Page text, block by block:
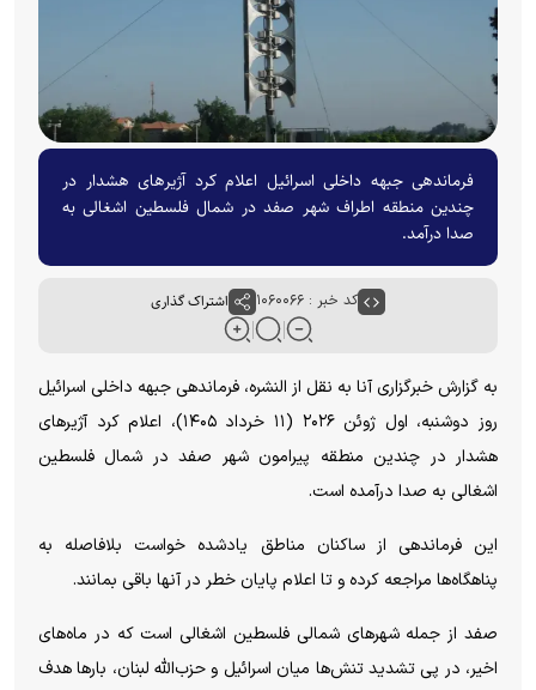
فرماندهی جبهه داخلی اسرائیل اعلام کرد آژیرهای هشدار در
چندین منطقه اطراف شهر صفد در شمال فلسطین اشغالی به
صدا درآمد.
کد خبر : ۱۰۶۰۰۶۶ اشتراک گذاری
به گزارش خبرگزاری آنا به نقل از النشره، فرماندهی جبهه داخلی اسرائیل
روز دوشنبه، اول ژوئن ۲۰۲۶ (۱۱ خرداد ۱۴۰۵)، اعلام کرد آژیر‌های
هشدار در چندین منطقه پیرامون شهر صفد در شمال فلسطین
اشغالی به صدا درآمده است.
این فرماندهی از ساکنان مناطق یادشده خواست بلافاصله به
پناهگاه‌ها مراجعه کرده و تا اعلام پایان خطر در آنها باقی بمانند.
صفد از جمله شهر‌های شمالی فلسطین اشغالی است که در ماه‌های
اخیر، در پی تشدید تنش‌ها میان اسرائیل و حزب‌الله لبنان، بار‌ها هدف